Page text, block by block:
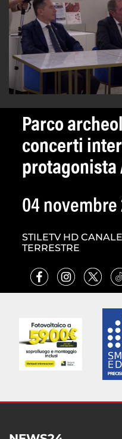
Parco
concerti
protagonista
04 novembre
STILETV HD
TERRESTRE